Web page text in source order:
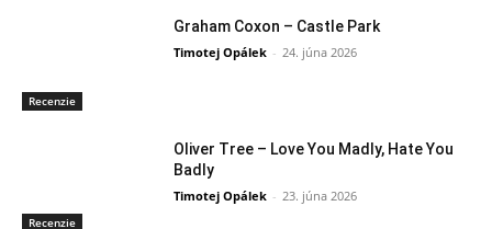
Recenzie
Graham Coxon – Castle Park
Timotej Opálek - 24. júna 2026
Recenzie
Oliver Tree – Love You Madly, Hate You
Badly
Timotej Opálek - 23. júna 2026